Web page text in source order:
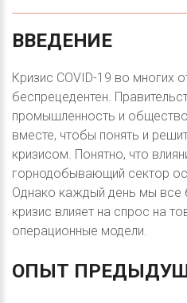
ВВЕДЕНИЕ
Кризис COVID-19 во многих
беспрецедентен.
промышленность и
вместе, чтобы понять и
кризисом. Понятно, что
горнодобывающий сектор
Однако каждый день мы все
кризис влияет на спрос на
операционные модели.
ОПЫТ